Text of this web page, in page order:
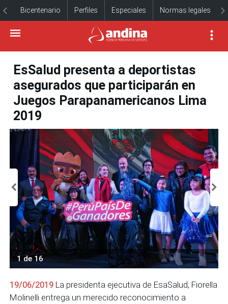
Bicentenario Perfiles Especiales Normas legales
EsSalud presenta a deportistas
asegurados que participarán en
Juegos Parapanamericanos Lima
2019
1 de 16
19/06/2019 La presidenta ejecutiva de EsaSalud, Fiorella
Molinelli entrega un merecido reconocimiento a